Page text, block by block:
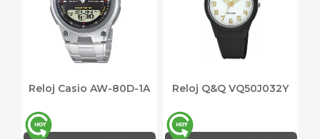
Reloj Casio AW-80D-1A Reloj Q&Q VQ50J032Y